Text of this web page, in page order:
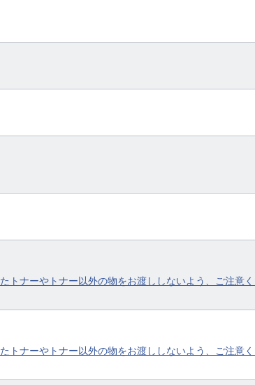
ナーやトナー以外の物をお渡ししないよう、ご注意く
ナーやトナー以外の物をお渡ししないよう、ご注意く